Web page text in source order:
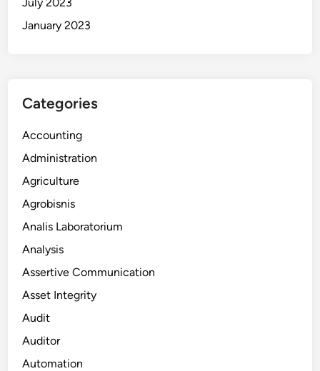
January 2023
Categories
Accounting
Administration
Agriculture
Agrobisnis
Analis Laboratorium
Analysis
Assertive Communication
Asset Integrity
Audit
Auditor
Automation